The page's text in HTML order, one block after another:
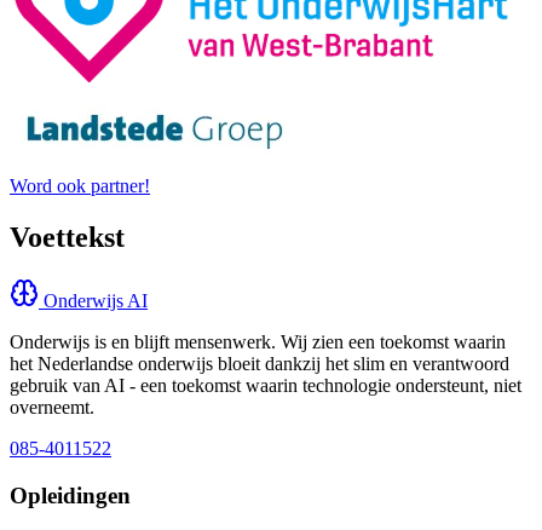
Word ook partner!
Voettekst
Onderwijs AI
Onderwijs is en blijft mensenwerk. Wij zien een toekomst waarin
het Nederlandse onderwijs bloeit dankzij het slim en verantwoord
gebruik van AI - een toekomst waarin technologie ondersteunt, niet
overneemt.
085-4011522
Opleidingen